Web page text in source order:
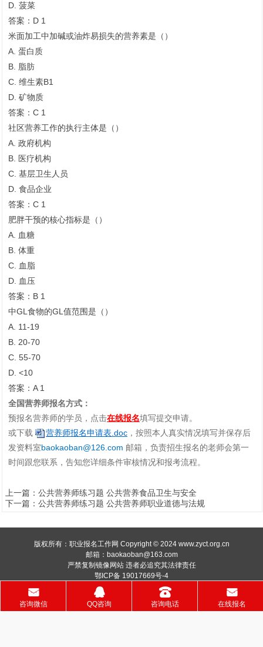
D. 菠菜
答案：D 1
米面加工中加碱或油炸易损失的营养素是（）
A. 蛋白质
B. 脂肪
C. 维生素B1
D. 矿物质
答案：C 1
社区营养工作的执行主体是（）
A. 政府机构
B. 医疗机构
C. 基层卫生人员
D. 食品企业
答案：C 1
肥胖干预的核心指标是（）
A. 血糖
B. 体重
C. 血脂
D. 血压
答案：B 1
中GL食物的GL值范围是（）
A. 11-19
B. 20-70
C. 55-70
D. <10
答案：A 1
全国营养师报名方式：
预报名营养师的学员，点击在线报名填写提交申请。
或下载
营养师报名申请表.doc ，按照本人真实情况填写并保存后
发资料室baokaoban@126.com 邮箱，负责招生报名的老师会第一
时间跟您联系，告知您详细条件审核情况和报考流程。
上一篇： 公共营养师练习题 公共营养食品卫生与安全
下一篇： 公共营养师练习题 公共营养师职业道德与法规
版权所有：职业报名工作网 Copyright © 2024 www.zyct.org.cn
邮箱：baokaoban@163.com
严禁复制镜像网站 违者必追究其法律责任
鄂ICP备 19017669号-4
󰄸
咨询微信
󰇇
QQ咨询
󰇯
咨询电话
󰄸
在线报名